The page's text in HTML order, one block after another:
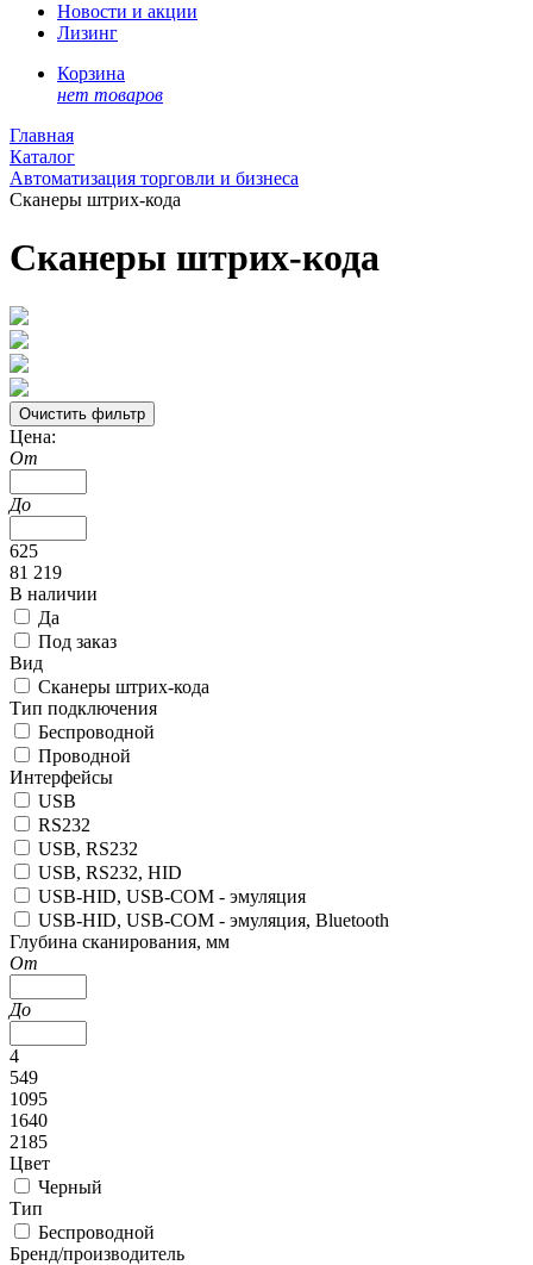
Новости и акции
Лизинг
Корзина
нет товаров
Главная
Каталог
Автоматизация торговли и бизнеса
Сканеры штрих-кода
Сканеры штрих-кода
Цена:
От
До
625
81 219
В наличии
Да
Под заказ
Вид
Сканеры штрих-кода
Тип подключения
Беспроводной
Проводной
Интерфейсы
USB
RS232
USB, RS232
USB, RS232, HID
USB-HID, USB-COM - эмуляция
USB-HID, USB-COM - эмуляция, Bluetooth
Глубина сканирования, мм
От
До
4
549
1095
1640
2185
Цвет
Черный
Тип
Беспроводной
Бренд/производитель